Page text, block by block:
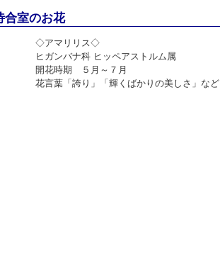
室のお花
◇アマリリス◇
ヒガンバナ科 ヒッペアストルム属
開花時期 ５月～７月
花言葉「誇り」「輝くばかりの美しさ」など